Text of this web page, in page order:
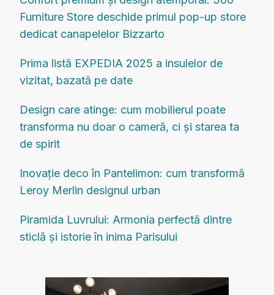
Furniture Store deschide primul pop-up store
dedicat canapelelor Bizzarto
Prima listă EXPEDIA 2025 a insulelor de
vizitat, bazată pe date
Design care atinge: cum mobilierul poate
transforma nu doar o cameră, ci și starea ta
de spirit
Inovație deco în Pantelimon: cum transformă
Leroy Merlin designul urban
Piramida Luvrului: Armonia perfectă dintre
sticlă și istorie în inima Parisului